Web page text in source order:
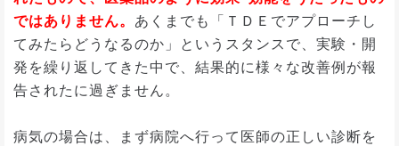
ではありません。 あくまでも「ＴＤＥでアプローチし
てみたらどうなるのか」というスタンスで、実験・開
発を繰り返してきた中で、結果的に様々な改善例が報
告されたに過ぎません。
病気の場合は、まず病院へ行って医師の正しい診断を